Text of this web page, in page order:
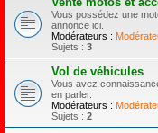
Vous possédez une
annonce ici.
Modérateurs :
Sujets : 3
Vol de véhicules
Vous avez
en parler.
Modérateurs :
Sujets : 2